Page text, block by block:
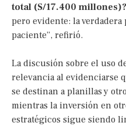
total (S/17.400 millones)?
pero evidente: la
paciente”, refirió.
La discusión sobre el uso
relevancia al evidenciarse
se destinan a planillas y
mientras la inversión en
estratégicos sigue siendo